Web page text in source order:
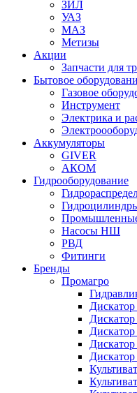
ЗИЛ
УАЗ
МАЗ
Метизы
Акции
Запчасти для
Бытовое
Газовое
Инструмент
Электрика и
Аккумуляторы
GIVER
АКОМ
Гидрооборудование
Насосы НШ
РВД
Фитинги
Бренды
Промагро
Дискатор